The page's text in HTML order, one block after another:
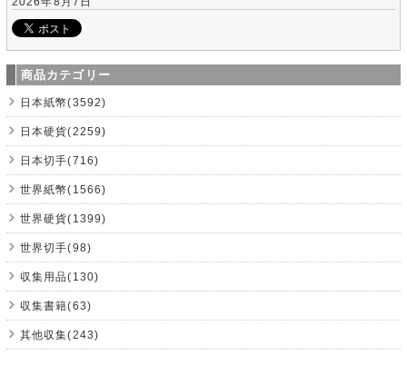
商品カテゴリー
日本紙幣(3592)
日本硬貨(2259)
日本切手(716)
世界紙幣(1566)
世界硬貨(1399)
世界切手(98)
収集用品(130)
収集書籍(63)
其他収集(243)